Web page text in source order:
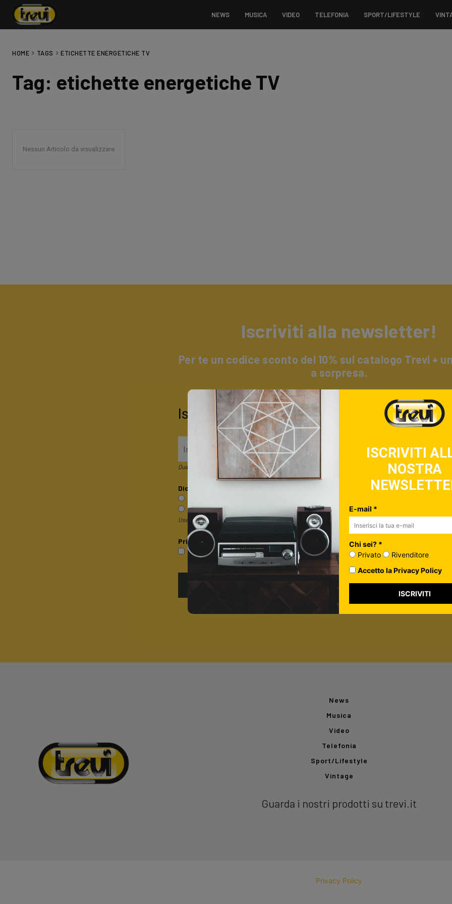
NEWS MUSICA VIDEO TELEFONIA SPORT/LIFESTYLE
HOME TAGS ETICHETTE ENERGETICHE TV
Tag: etichette energetiche TV
Nessun Articolo da visualizzare
Iscriviti alla newsletter!
Per te un codice sconto del 10% sul catalogo Trevi +
a sorpresa.
Iscriviti alla nostra newsletter
Quando invii il modulo, controlla la tua inbox per confermare l'iscrizione
Dicci qualcosa in più su di te*
Sono un rivenditore
Useremo questa informazione per personalizzare i contenuti che ti invieremo.
Privacy*
Accetto la Privacy Policy
ISCRIVITI
News
Musica
Video
Telefonia
Sport/Lifestyle
Vintage
Guarda i nostri prodotti su trevi.it
Privacy Policy
ISCRIVITI
NOSTRA
E-mail *
Chi sei? *
Privato
Rivenditore
Accetto la Privacy Policy
ISCRIVITI